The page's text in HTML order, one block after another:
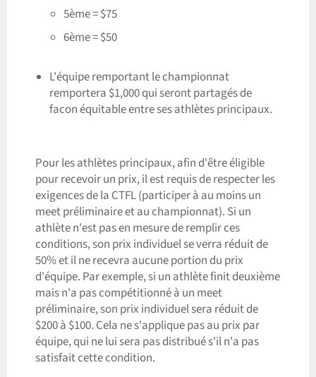
5ème = $75
6ème = $50
L'équipe remportant le championnat
remportera $1,000 qui seront partagés de
facon équitable entre ses athlètes principaux.
Pour les athlètes principaux, afin d'être éligible
pour recevoir un prix, il est requis de respecter les
exigences de la CTFL (participer à au moins un
meet préliminaire et au championnat). Si un
athlète n'est pas en mesure de remplir ces
conditions, son prix individuel se verra réduit de
50% et il ne recevra aucune portion du prix
d'équipe. Par exemple, si un athlète finit deuxième
mais n'a pas compétitionné à un meet
préliminaire, son prix individuel sera réduit de
$200 à $100. Cela ne s'applique pas au prix par
équipe, qui ne lui sera pas distribué s'il n'a pas
satisfait cette condition.